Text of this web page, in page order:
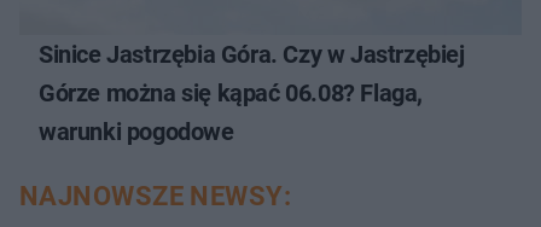
Sinice Jastrzębia Góra. Czy w Jastrzębiej
Górze można się kąpać 06.08? Flaga,
warunki pogodowe
NAJNOWSZE NEWSY: